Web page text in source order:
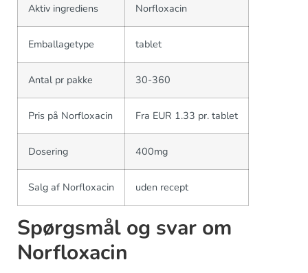
Aktiv ingrediens Norfloxacin
Emballagetype tablet
Antal pr pakke 30-360
Pris på Norfloxacin Fra EUR 1.33 pr. tablet
Dosering 400mg
Salg af Norfloxacin uden recept
Spørgsmål og svar om
Norfloxacin